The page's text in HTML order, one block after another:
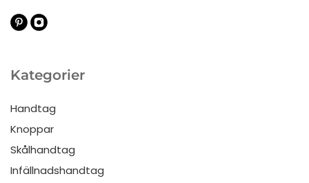
Kategorier
Handtag
Knoppar
Skålhandtag
Infällnadshandtag